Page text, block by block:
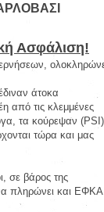
Ασφάλιση!
άτοκα
από τις κλεμμένες
τα κούρεψαν
τώρα και μας
σε βάρος της
πληρώνει και ΕΦΚΑ